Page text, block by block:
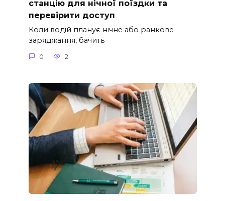
станцію для нічної поїздки та
перевірити доступ
Коли водій планує нічне або ранкове
заряджання, бачить
0 2